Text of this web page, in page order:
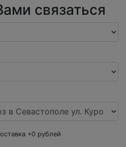
связаться
+0 рублей